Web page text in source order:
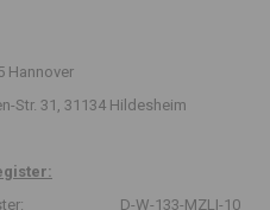
Hannover
Str. 31, 31134 Hildesheim
Register: D-W-133-MZLI-10